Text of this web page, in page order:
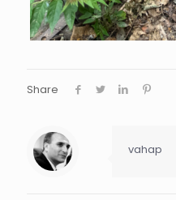
Share
vahap